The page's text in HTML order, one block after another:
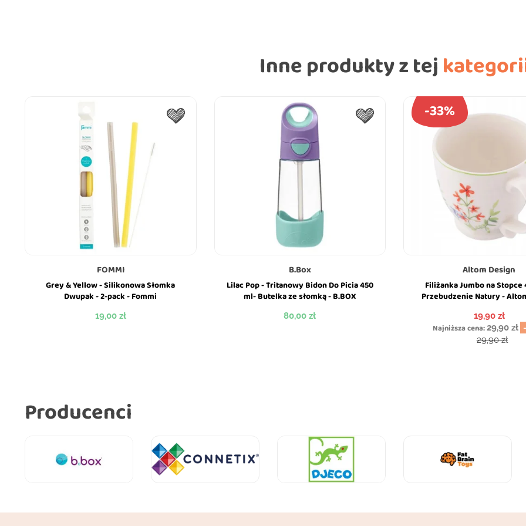
Inne produkty z tej
FOMMI
Grey & Yellow - Silikonowa Słomka
Dwupak - 2-pack - Fommi
Cena
19,00 zł
B.Box
Lilac Pop - Tritanowy Bidon Do Picia 450
ml- Butelka ze słomką - B.BOX
Cena
80,00 zł
Altom Design
Filiżanka Jumbo na Stopce
Przebudzenie Natury -
Cena
19,90 zł
Najniższa cena:29,90 zł
Cena
29,90 zł
-33%
Producenci